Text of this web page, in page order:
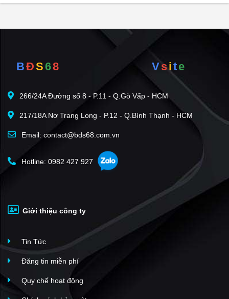
M Landmark Residence
(14)
Asia Park Residence
Indochina Riverside
Halla Jade Residences
(2)
Căn hộ Quang Nguyễn
Đà Nẵng Plaza
La Paz Tower
The Muse
Sun Ponte Residence Đà Nẵng
Capital Square
Vinhomes Heaven Bay
FPT City Đà Nẵng
BĐS68 Vsite
266/24A Đường số 8 - P.11 - Q.Gò Vấp - HCM
217/18A Nơ Trang Long - P.12 - Q.Bình Thạnh - HCM
Email: contact@bds68.com.vn
Hotline: 0982 427 927
Giới thiệu công ty
Tin Tức
Đăng tin miễn phí
Quy chế hoạt động